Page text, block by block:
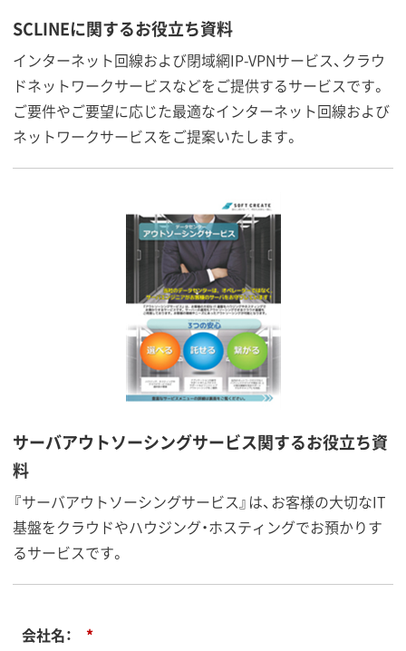
SCLINEに関するお役立ち資料
インターネット回線および閉域網IP-VPNサービス、クラウ
ドネットワークサービスなどをご提供するサービスです。
ご要件やご要望に応じた最適なインターネット回線および
ネットワークサービスをご提案いたします。
サーバアウトソーシングサービス関するお役立ち資
料
『サーバアウトソーシングサービス』は、お客様の大切なIT
基盤をクラウドやハウジング・ホスティングでお預かりす
るサービスです。
*
会社名：